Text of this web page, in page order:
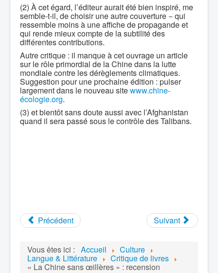
(2) À cet égard, l’éditeur aurait été bien inspiré, me
semble-t-il, de choisir une autre couverture − qui
ressemble moins à une affiche de propagande et
qui rende mieux compte de la subtilité des
différentes contributions.
Autre critique : il manque à cet ouvrage un article
sur le rôle primordial de la Chine dans la lutte
mondiale contre les dérèglements climatiques.
Suggestion pour une prochaine édition : puiser
largement dans le nouveau sitewww.chine-
écologie.org.
(3) et bientôt sans doute aussi avec l’Afghanistan
quand il sera passé sous le contrôle des Talibans.
Précédent Suivant
Vous êtes ici : Accueil Culture
Langue & Littérature Critique de livres
« La Chine sans œillères » : recension